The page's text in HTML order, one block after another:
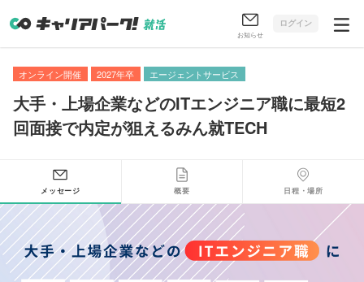
お知らせ
ログイン
オンライン開催 2027年卒 エージェントサービス
大手・上場企業などのITエンジニア職に最短2
回面接で内定が狙えるみん就TECH
メッセージ 概要 日程・場所